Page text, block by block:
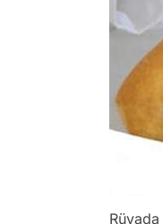
Rüyada